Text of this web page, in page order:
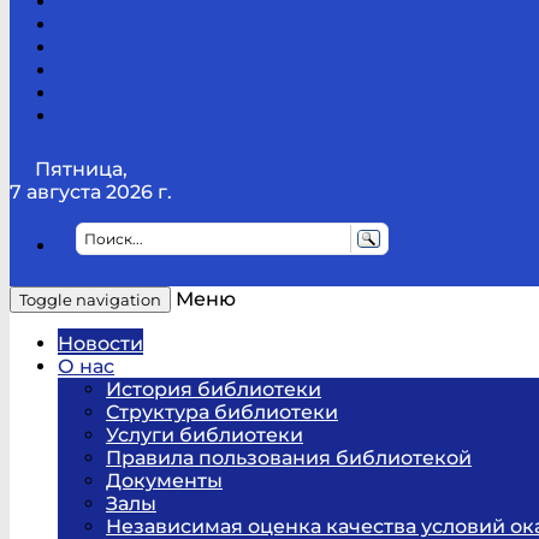
Пятница,
7 августа 2026 г.
Toggle navigation
Меню
Новости
О нас
История библиотеки
Структура библиотеки
Услуги библиотеки
Правила пользования библиотекой
Документы
Залы
Независимая оценка качества условий